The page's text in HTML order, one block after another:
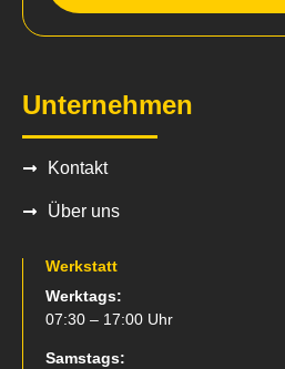
Unternehmen
Kontakt
Über uns
Werkstatt
Werktags:
07:30 – 17:00 Uhr
Samstags: